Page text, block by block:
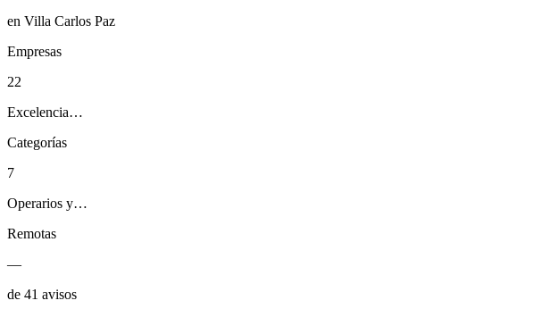
en Villa Carlos Paz
Empresas
22
Excelencia…
Categorías
7
Operarios y…
Remotas
—
de 41 avisos